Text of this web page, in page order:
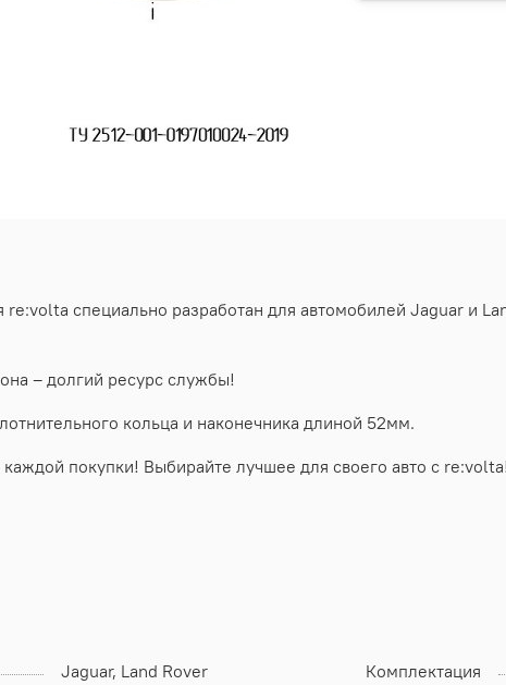
специально разработан для автомобилей Jaguar и
– долгий ресурс службы!
кольца и наконечника длиной 52мм.
каждой покупки! Выбирайте лучшее для своего авто с re:volta!
Jaguar, Land Rover Комплектация